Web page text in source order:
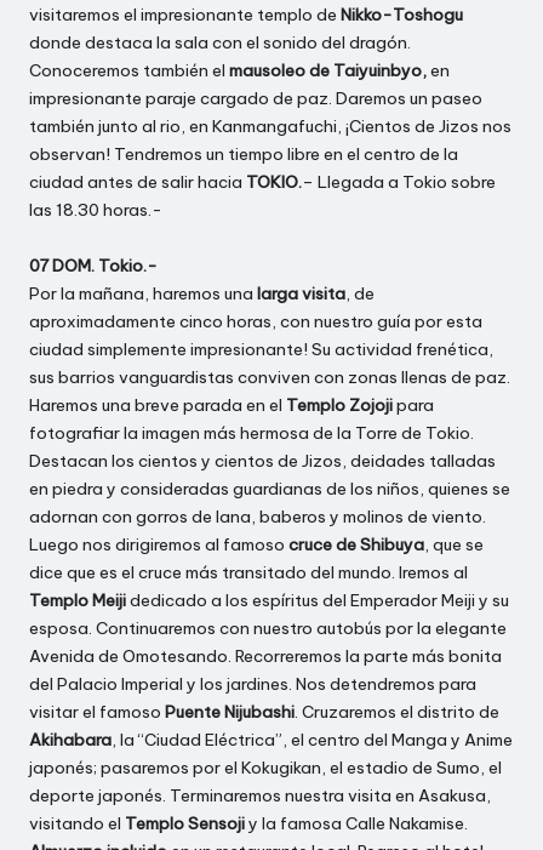
visitaremos el impresionante templo de Nikko-Toshogu
donde destaca la sala con el sonido del dragón.
Conoceremos también el mausoleo de Taiyuinbyo,en
impresionante paraje cargado de paz. Daremos un paseo
también junto al rio, en Kanmangafuchi, ¡Cientos de Jizos nos
observan! Tendremos un tiempo libre en el centro de la
ciudad antes de salir hacia TOKIO.– Llegada a Tokio sobre
las 18.30 horas.-
07 DOM. Tokio.-
Por la mañana, haremos una larga visita, de
aproximadamente cinco horas, con nuestro guía por esta
ciudad simplemente impresionante! Su actividad frenética,
sus barrios vanguardistas conviven con zonas llenas de paz.
Haremos una breve parada en el Templo Zojojipara
fotografiar la imagen más hermosa de la Torre de Tokio.
Destacan los cientos y cientos de Jizos, deidades talladas
en piedra y consideradas guardianas de los niños, quienes se
adornan con gorros de lana, baberos y molinos de viento.
Luego nos dirigiremos al famoso cruce de Shibuya, que se
dice que es el cruce más transitado del mundo. Iremos al
Templo Meijidedicado a los espíritus del Emperador Meiji y su
esposa. Continuaremos con nuestro autobús por la elegante
Avenida de Omotesando. Recorreremos la parte más bonita
del Palacio Imperial y los jardines. Nos detendremos para
visitar el famoso Puente Nijubashi. Cruzaremos el distrito de
Akihabara, la “Ciudad Eléctrica”, el centro del Manga y Anime
japonés; pasaremos por el Kokugikan, el estadio de Sumo, el
deporte japonés. Terminaremos nuestra visita en Asakusa,
visitando el Templo Sensojiy la famosa Calle Nakamise.